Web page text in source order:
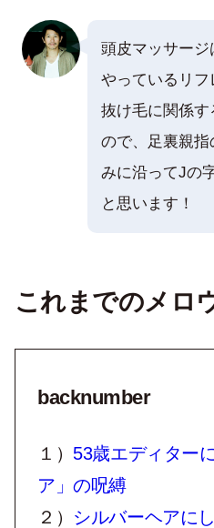
頭皮マッサー
やっているリフ
抜け毛に関係
ので、足裏親指
みに沿ってJの
と思います！
これまでのメロ
backnumber
１） 53歳エディター
ア」の呪縛
２） シルバーヘアに